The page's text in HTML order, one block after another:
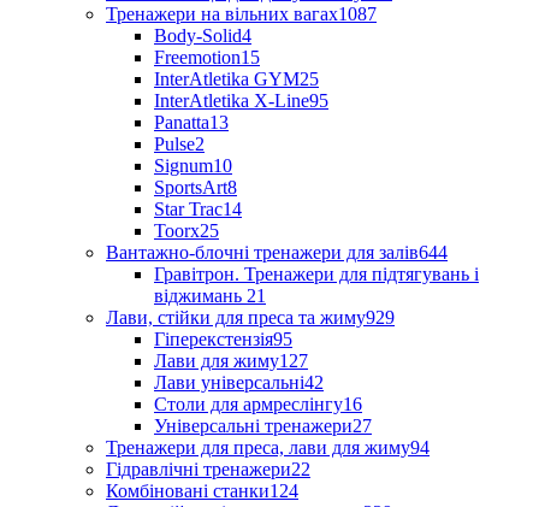
Тренажери на вільних вагах1087
Body-Solid4
Freemotion15
InterAtletika GYM25
InterAtletika X-Line95
Panatta13
Pulse2
Signum10
SportsArt8
Star Trac14
Toorx25
Вантажно-блочні тренажери для залів644
Гравітрон. Тренажери для підтягувань і
віджимань 21
Лави, стійки для преса та жиму929
Гіперекстензія95
Лави для жиму127
Лави універсальні42
Столи для армреслінгу16
Універсальні тренажери27
Тренажери для преса, лави для жиму94
Гідравлічні тренажери22
Комбіновані станки124